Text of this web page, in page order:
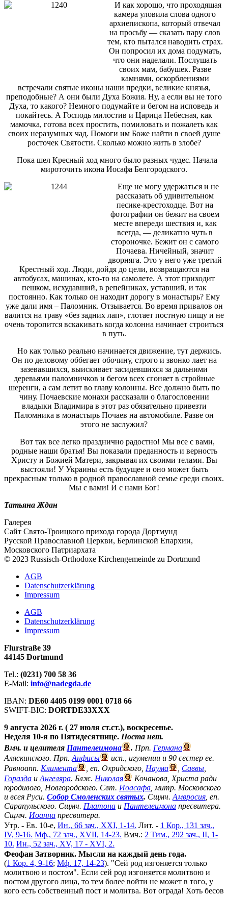
И как хорошо, что проходящая
камера уловила слова одного
архиепископа, который отвечал
на просьбу — сказать пару слов
тем, кто пытался наводить страх.
Он попросил их дома подумать,
что они наделали. Послушать
своих мам, бабушек. Разве
камнями, оскорблениями
встречали святые иконы наши предки, великие князья,
преподобные? А они были Духа Божия. Ну, а если вы не того
Духа, то какого? Немного подумайте и бегом на исповедь и
покайтесь. А Господь милостив и Царица Небесная, как
мамочка, готова всех простить, помиловать и пожалеть как
своих неразумных чад. Помоги им Боже найти в своей душе
росточек Святости. Сколько можно жить в злобе?
Пока шел Кресный ход много было разных чудес. Начала
мироточить икона Иосафа Белгородского.
Еще не могу удержаться и не
рассказать об удивительном
песике-крестоходце. Вот на
фотографии он бежит на своем
месте впереди шествия и, как
всегда, — деликатно чуть в
стороночке. Бежит он с самого
Почаева. Ничейный, значит
дворняга. Это у него уже третий
Крестный ход. Люди, дойдя до цели, возвращаются на
автобусах, машинах, кто-то на самолете. А этот приходит
пешком, исхудавший, в репейниках, уставший, и так
постоянно. Как только он находит дорогу в монастырь? Ему
уже дали имя – Паломник. Отзывается. Во время привалов он
валится на траву «без задних лап», глотает постную пищу и не
очень торопится вскакивать когда колонна начинает строиться
в путь.
Но как только реально начинается движение, тут держись.
Он по деловому оббегает обочину, строго и звонко лает на
зазевавшихся, выискивает засидевшихся за дальними
деревьями паломничков и бегом всех сгоняет в стройные
шеренги, а сам летит во главу колонны. Все должно быть по
чину. Почаевские монахи рассказали о благословении
владыки Владимира в этот раз обязательно привезти
Паломника в монастырь Почаев на автомобиле. Разве он
этого не заслужил?
Вот так все легко празднично радостно! Мы все с вами,
родные наши братья! Вы показали преданность и верность
Христу и Божией Матери, закрывая их своими телами. Вы
выстояли! У Украины есть будущее и оно может быть
прекрасным только в родной православной семье среди своих.
Мы с вами! И с нами Бог!
Татьяна Ждан
Галерея
Сайт Свято-Троицкого прихода города Дортмунд
Русской Православной Церкви, Берлинской Епархии,
Московского Патриархата
© 2023 Russisch-Orthodoxe Kirchengemeinde zu Dortmund
АGB
Datenschutzerklärung
Impressum
АGB
Datenschutzerklärung
Impressum
Flurstraße 39
44145 Dortmund
Tel.: (0231) 700 58 36
E-Mail: info@nadegda.de
IBAN: DE60 4405 0199 0001 0718 66
SWIFT-BIC: DORTDE33XXX
9 августа 2026 г. ( 27 июля ст.ст.), воскресенье.
Неделя 10-я по Пятидесятнице. Поста нет.
Вмч. и целителя Пантелеимона . Прп. Германа
Аляскинского. Прп. Анфисы
исп., игумении и 90 сестер ее.
Равноапп. Климента , еп. Охридского, Наума Саввы
Горазда и Ангеляра. Блж. Николая
Кочанова, Христа ради
юродивого, Новгородского. Свт. Иоасафа , митр. Московского
и всея Руси. Собор Смоленских святых. Сщмч. Амвросия , еп.
Сарапульского. Сщмч. Платона и Пантелеимона пресвитера.
Сщмч. Иоанна пресвитера.
Утр. - Ев. 10-е, Ин., 66 зач., XXI, 1-14. Лит. - 1 Кор., 131 зач.,
IV, 9-16. Мф., 72 зач., XVII, 14-23. Вмч.: 2 Тим., 292 зач., II, 1-
10. Ин., 52 зач., XV, 17 - XVI, 2.
Феофан Затворник. Мысли на каждый день года.
(1 Кор. 4, 9-16; Мф. 17, 14-23). "Сей род изгоняется только
молитвою и постом". Если сей род изгоняется молитвою и
постом другого лица, то тем более войти не может в того, у
кого есть собственный пост и молитва. Вот ограда! Хоть бесов